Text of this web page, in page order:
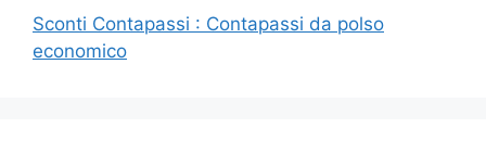
Sconti Contapassi : Contapassi da polso
economico